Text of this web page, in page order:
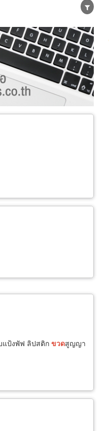
าร
ป้งพัฟ ลิปสติก ขวดสูญญา